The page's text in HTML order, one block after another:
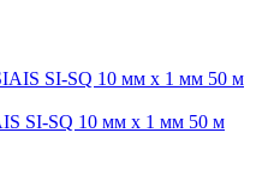
SI-SQ 10 мм x 1 мм 50 м